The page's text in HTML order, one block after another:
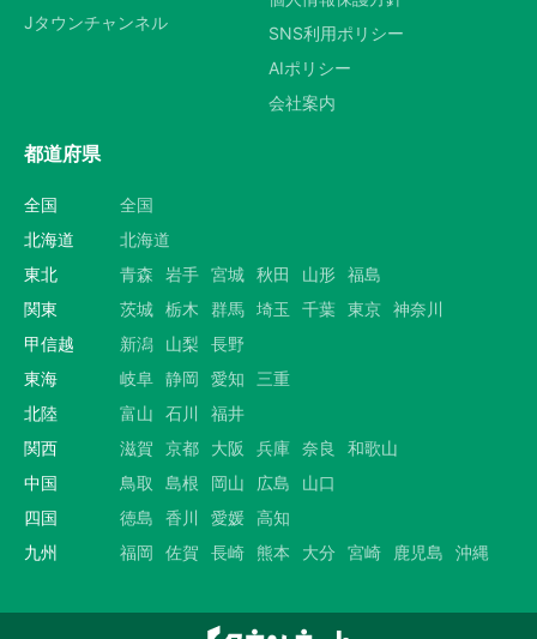
Jタウンチャンネル
SNS利用ポリシー
AIポリシー
会社案内
都道府県
全国
全国
北海道
北海道
東北
青森 岩手 宮城 秋田 山形 福島
関東
茨城 栃木 群馬 埼玉 千葉 東京 神奈川
甲信越
新潟 山梨
長野
東海
岐阜 静岡 愛知
三重
北陸
富山 石川
福井
関西
滋賀 京都 大阪 兵庫 奈良
和歌山
中国
鳥取 島根 岡山 広島
山口
四国
徳島 香川 愛媛 高知
九州
福岡 佐賀 長崎 熊本 大分 宮崎 鹿児島 沖縄